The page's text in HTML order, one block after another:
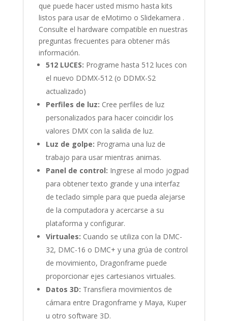
que puede hacer usted mismo hasta kits
listos para usar de eMotimo o Slidekamera .
Consulte el hardware compatible en nuestras
preguntas frecuentes para obtener más
información.
512 LUCES: Programe hasta 512 luces con
el nuevo DDMX-512 (o DDMX-S2
actualizado)
Perfiles de luz: Cree perfiles de luz
personalizados para hacer coincidir los
valores DMX con la salida de luz.
Luz de golpe: Programa una luz de
trabajo para usar mientras animas.
Panel de control: Ingrese al modo jogpad
para obtener texto grande y una interfaz
de teclado simple para que pueda alejarse
de la computadora y acercarse a su
plataforma y configurar.
Virtuales: Cuando se utiliza con la DMC-
32, DMC-16 o DMC+ y una grúa de control
de movimiento, Dragonframe puede
proporcionar ejes cartesianos virtuales.
Datos 3D: Transfiera movimientos de
cámara entre Dragonframe y Maya, Kuper
u otro software 3D.